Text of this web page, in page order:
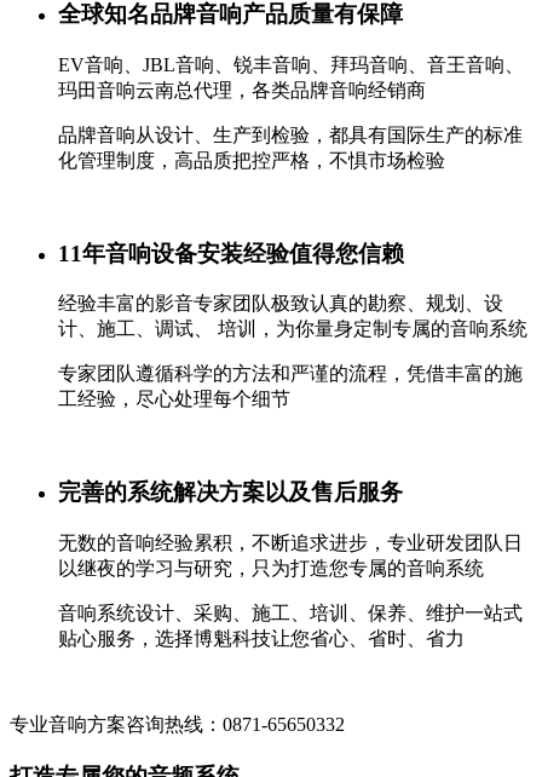
全球知名品牌音响产品质量有保障
EV音响、JBL音响、锐丰音响、拜玛音响、音王音响、
玛田音响云南总代理，各类品牌音响经销商
品牌音响从设计、生产到检验，都具有国际生产的标准
化管理制度，高品质把控严格，不惧市场检验
11年音响设备安装经验值得您信赖
经验丰富的影音专家团队极致认真的勘察、规划、设
计、施工、调试、 培训，为你量身定制专属的音响系统
专家团队遵循科学的方法和严谨的流程，凭借丰富的施
工经验，尽心处理每个细节
完善的系统解决方案以及售后服务
无数的音响经验累积，不断追求进步，专业研发团队日
以继夜的学习与研究，只为打造您专属的音响系统
音响系统设计、采购、施工、培训、保养、维护一站式
贴心服务，选择博魁科技让您省心、省时、省力
专业音响方案咨询热线：0871-65650332